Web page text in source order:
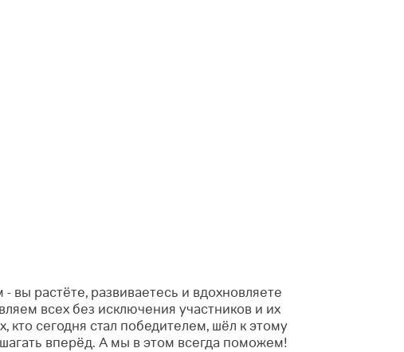
растёте, развиваетесь и вдохновляете
всех без исключения участников и их
сегодня стал победителем, шёл к этому
вперёд. А мы в этом всегда поможем!